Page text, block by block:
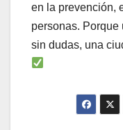
en la prevención,
personas. Porque
sin dudas, una